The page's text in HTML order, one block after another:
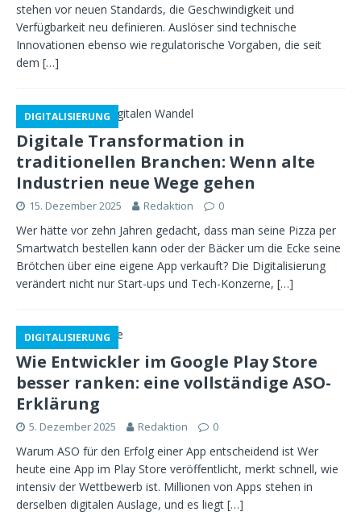
stehen vor neuen Standards, die Geschwindigkeit und
Verfügbarkeit neu definieren. Auslöser sind technische
Innovationen ebenso wie regulatorische Vorgaben, die seit
dem […]
DIGITALISIERUNG
Digitale Transformation in
traditionellen Branchen: Wenn alte
Industrien neue Wege gehen
15. Dezember 2025 Redaktion 0
Wer hätte vor zehn Jahren gedacht, dass man seine Pizza per
Smartwatch bestellen kann oder der Bäcker um die Ecke seine
Brötchen über eine eigene App verkauft? Die Digitalisierung
verändert nicht nur Start-ups und Tech-Konzerne, […]
DIGITALISIERUNG
Wie Entwickler im Google Play Store
besser ranken: eine vollständige ASO-
Erklärung
5. Dezember 2025 Redaktion 0
Warum ASO für den Erfolg einer App entscheidend ist Wer
heute eine App im Play Store veröffentlicht, merkt schnell, wie
intensiv der Wettbewerb ist. Millionen von Apps stehen in
derselben digitalen Auslage, und es liegt […]